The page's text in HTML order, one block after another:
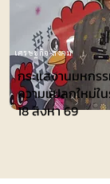
กระแสงานมหกร
ความแปลกใหม่ใ
18 สิงหา 69
เศรษฐกิจ-สังคม